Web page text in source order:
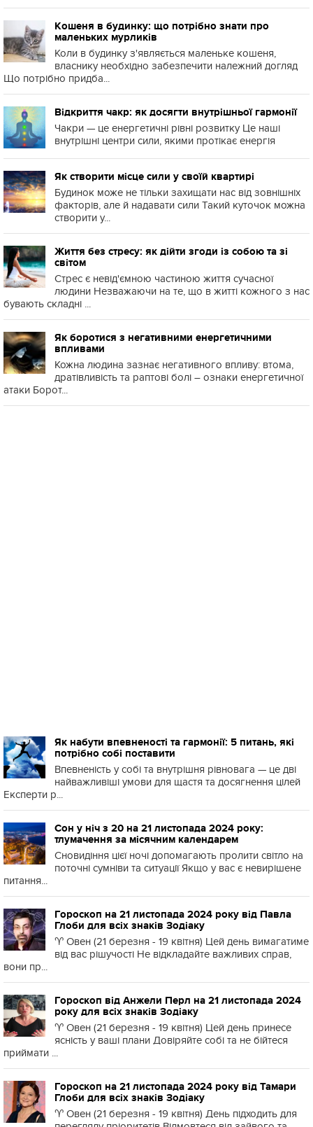
Кошеня в будинку: що потрібно знати про
маленьких мурликів
Коли в будинку з'являється маленьке кошеня,
власнику необхідно забезпечити належний догляд
Що потрібно придба...
Відкриття чакр: як досягти внутрішньої гармонії
Чакри — це енергетичні рівні розвитку Це наші
внутрішні центри сили, якими протікає енергія
Як створити місце сили у своїй квартирі
Будинок може не тільки захищати нас від зовнішніх
факторів, але й надавати сили Такий куточок можна
створити у...
Життя без стресу: як дійти згоди із собою та зі
світом
Стрес є невід'ємною частиною життя сучасної
людини Незважаючи на те, що в житті кожного з нас
бувають складні ...
Як боротися з негативними енергетичними
впливами
Кожна людина зазнає негативного впливу: втома,
дратівливість та раптові болі – ознаки енергетичної
атаки Борот...
Як набути впевненості та гармонії: 5 питань, які
потрібно собі поставити
Впевненість у собі та внутрішня рівновага — це дві
найважливіші умови для щастя та досягнення цілей
Експерти р...
Сон у ніч з 20 на 21 листопада 2024 року:
тлумачення за місячним календарем
Сновидіння цієї ночі допомагають пролити світло на
поточні сумніви та ситуації Якщо у вас є невирішене
питання...
Гороскоп на 21 листопада 2024 року від Павла
Глоби для всіх знаків Зодіаку
♈️ Овен (21 березня - 19 квітня) Цей день вимагатиме
від вас рішучості Не відкладайте важливих справ,
вони пр...
Гороскоп від Анжели Перл на 21 листопада 2024
року для всіх знаків Зодіаку
♈️ Овен (21 березня - 19 квітня) Цей день принесе
ясність у ваші плани Довіряйте собі та не бійтеся
приймати ...
Гороскоп на 21 листопада 2024 року від Тамари
Глоби для всіх знаків Зодіаку
♈️ Овен (21 березня - 19 квітня) День підходить для